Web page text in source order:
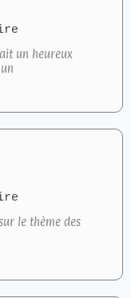
un heureux
le thème des